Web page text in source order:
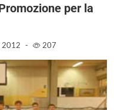
per la
2012 - 207